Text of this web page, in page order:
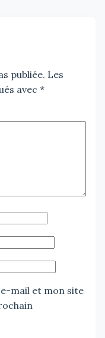
publiée. Les
avec *
mail et mon site